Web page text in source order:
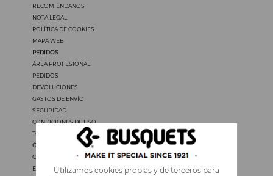
Utilizamos cookies propias y de terceros para
RECOMIÉNDANOS
NOTA LEGAL
POLÍTICA DE COOKIES
MAPA WEB
PEDIDOS
ÁREA PROFESIONAL
PEDIDOS
DEVOLUCIONES
GASTOS DE ENVÍO
SEGURIDAD
CONDICIONES DE USO
TODOS LOS PRECIOS INCLUYEN IVA
OTROS IDIOMAS
CATALÀ
ENGLISH